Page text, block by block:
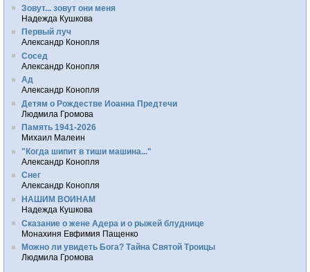
Зовут... зовут они меня
Надежда Кушкова
Первый луч
Александр Конопля
Сосед
Александр Конопля
Ад
Александр Конопля
Детям о Рождестве Иоанна Предтечи
Людмила Громова
Память 1941-2026
Михаил Малеин
"Когда шипит в тиши машина..."
Александр Конопля
Снег
Александр Конопля
НАШИМ ВОИНАМ
Надежда Кушкова
Сказание о жене Адера и о рыжей блуднице
Монахиня Евфимия Пащенко
Можно ли увидеть Бога? Тайна Святой Троицы
Людмила Громова